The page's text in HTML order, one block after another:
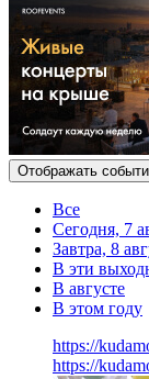
Отображать
Все
Сегодня, 7
Завтра, 8
В эти
В августе
В этом году
https://
https://